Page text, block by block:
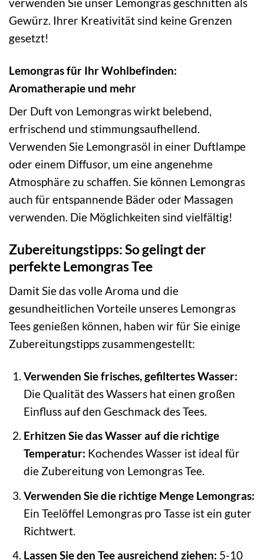
Gewürz. Ihrer Kreativität sind keine Grenzen
gesetzt!
Lemongras für Ihr Wohlbefinden:
Aromatherapie und mehr
Der Duft von Lemongras wirkt belebend,
erfrischend und stimmungsaufhellend.
Verwenden Sie Lemongrasöl in einer Duftlampe
oder einem Diffusor, um eine angenehme
Atmosphäre zu schaffen. Sie können Lemongras
auch für entspannende Bäder oder Massagen
verwenden. Die Möglichkeiten sind vielfältig!
Zubereitungstipps: So gelingt der
perfekte Lemongras Tee
Damit Sie das volle Aroma und die
gesundheitlichen Vorteile unseres Lemongras
Tees genießen können, haben wir für Sie einige
Zubereitungstipps zusammengestellt:
Verwenden Sie frisches, gefiltertes Wasser:
Die Qualität des Wassers hat einen großen
Einfluss auf den Geschmack des Tees.
Erhitzen Sie das Wasser auf die richtige
Temperatur: Kochendes Wasser ist ideal für
die Zubereitung von Lemongras Tee.
Verwenden Sie die richtige Menge Lemongras:
Ein Teelöffel Lemongras pro Tasse ist ein guter
Richtwert.
Lassen Sie den Tee ausreichend ziehen: 5-10